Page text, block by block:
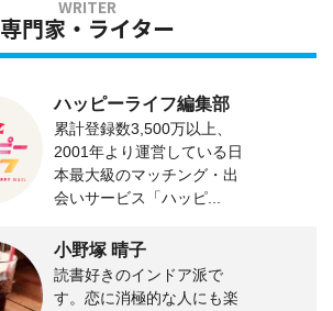
専門家・ライター
ハッピーライフ編集部
累計登録数3,500万以上、
2001年より運営している日
本最大級のマッチング・出
会いサービス「ハッピ...
小野塚 晴子
読書好きのインドア派で
す。恋に消極的な人にも楽